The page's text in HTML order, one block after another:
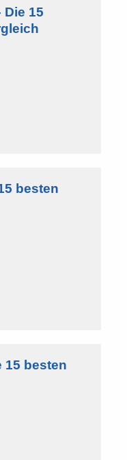
15
besten
15 besten